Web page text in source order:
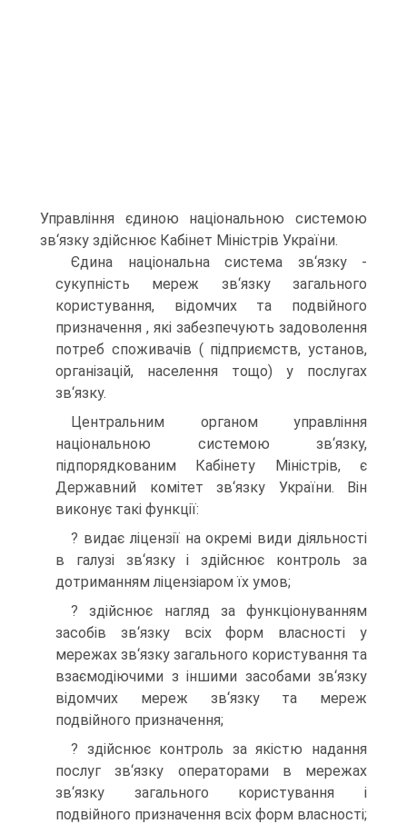
Управління єдиною національною системою
зв‘язку здійснює Кабінет Міністрів України.
Єдина національна система зв‘язку -
сукупність мереж зв‘язку загального
користування, відомчих та подвійного
призначення , які забезпечують задоволення
потреб споживачів ( підприємств, установ,
організацій, населення тощо) у послугах
зв‘язку.
Центральним органом управління
національною системою зв‘язку,
підпорядкованим Кабінету Міністрів, є
Державний комітет зв‘язку України. Він
виконує такі функції:
? видає ліцензії на окремі види діяльності
в галузі зв‘язку і здійснює контроль за
дотриманням ліцензіаром їх умов;
? здійснює нагляд за функціонуванням
засобів зв‘язку всіх форм власності у
мережах зв‘язку загального користування та
взаємодіючими з іншими засобами зв‘язку
відомчих мереж зв‘язку та мереж
подвійного призначення;
? здійснює контроль за якістю надання
послуг зв‘язку операторами в мережах
зв‘язку загального користування і
подвійного призначення всіх форм власності;